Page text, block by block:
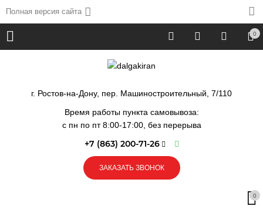
Полная версия сайта
0
г. Ростов-на-Дону, пер. Машиностроительный, 7/110
Время работы пункта самовывоза:
с пн по пт 8:00-17:00, без перерыва
+7 (863) 200-71-26
ЗАКАЗАТЬ ЗВОНОК
0